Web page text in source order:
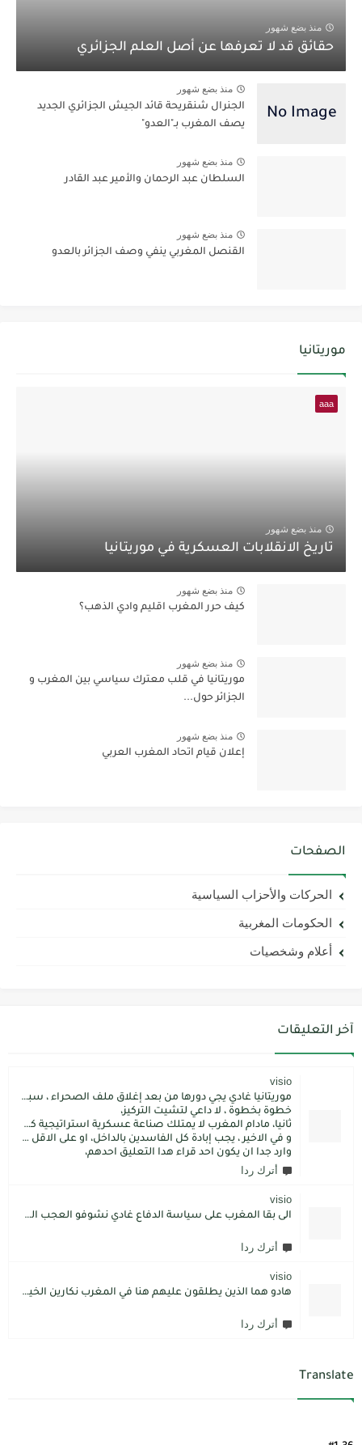
منذ بضع شهور
حقائق قد لا تعرفها عن أصل العلم الجزائري
منذ بضع شهور
الجنرال شنقريحة قائد الجيش الجزائري الجديد
يصف المغرب بـ"العدو"
منذ بضع شهور
السلطان عبد الرحمان والأمير عبد القادر
منذ بضع شهور
القنصل المغربي ينفي وصف الجزائر بالعدو
موريتانيا
aaa
منذ بضع شهور
تاريخ الانقلابات العسكرية في موريتانيا
منذ بضع شهور
كيف حرر المغرب اقليم وادي الذهب؟
منذ بضع شهور
موريتانيا في قلب معترك سياسي بين المغرب و
الجزائر حول...
منذ بضع شهور
إعلان قيام اتحاد المغرب العربي
الصفحات
الحركات والأحزاب السياسية
الحكومات المغربية
أعلام وشخصيات
آخر التعليقات
visio
موريتانيا غادي يجي دورها من بعد إغلاق ملف الصحراء ، سبتة مليلية و الجزر،
خطوة بخطوة ، لا داعي لتشيت التركيز،
ثانيا، مادام المغرب لا يمتلك صناعة عسكرية استراتيجية كما فعل الاتراك فسيبقى داءما محل اطماع الغير،
و في الاخير ، يجب إبادة كل الفاسدين بالداخل، او على الاقل كما فعل محمد بن سلمان: قم بتسليم الاموال المنهوبة او المشنقة(حرفيا)، فقط هم بضعة آلاف ليسوا كُثر.
وارد جدا ان يكون احد قراء هدا التعليق احدهم،
أترك ردا
visio
الى بقا المغرب على سياسة الدفاع غادي نشوفو العجب المعجب من دولة الكبرانات.. دولة ما عندها تاريخ كاتسرق تراتنا ، اراضبنا و تاريخنا و حنا جالسين كانتسناو في الامم المتحدة تعطينا حل و الواقع هو كل عام مشكلتنا كاتعقد مع دولة الشر.. فرنسا اكبر شيطان من مازال حطا صبعها في شمال افريقيا، كانزيدو مشكل على مشكل اللهم كبرها تصغار .. الانسان هو لي يموت على ولادو و على ارضو
أترك ردا
visio
هادو هما الذين يطلقون عليهم هنا في المغرب نكارين الخير.كما يقول المثل المغربي دير الخير في الرجال تلقاه لاديرو فالشماتة راه يتوضر .لكن الخير دائما يعلو على الشر./.
أترك ردا
Translate